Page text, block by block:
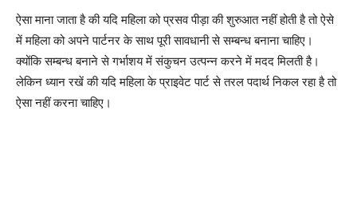
ऐसा माना जाता है की यदि महिला को प्रसव पीड़ा की शुरुआत नहीं होती है तो ऐसे
में महिला को अपने पार्टनर के साथ पूरी सावधानी से सम्बन्ध बनाना चाहिए।
क्योंकि सम्बन्ध बनाने से गर्भाशय में संकुचन उत्पन्न करने में मदद मिलती है।
लेकिन ध्यान रखें की यदि महिला के प्राइवेट पार्ट से तरल पदार्थ निकल रहा है तो
ऐसा नहीं करना चाहिए।